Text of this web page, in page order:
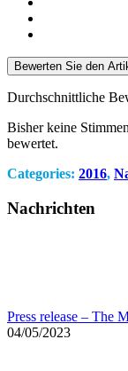
Bewerten Sie den
Durchschnittliche
Bisher keine
bewertet.
Categories: 2016,
Nachrichten
Press release – The
04/05/2023